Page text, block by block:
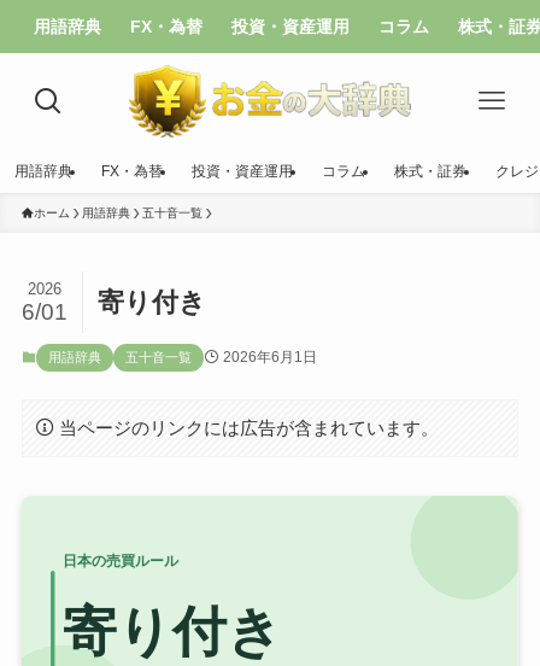
用語辞典 FX・為替 投資・資産運用 コラム 株式・証
用語辞典 FX・為替 投資・資産運用 コラム 株式・証券 クレ
ホーム 用語辞典 五十音一覧
寄り付き
2026
6/01
用語辞典 五十音一覧 2026年6月1日
当ページのリンクには広告が含まれています。